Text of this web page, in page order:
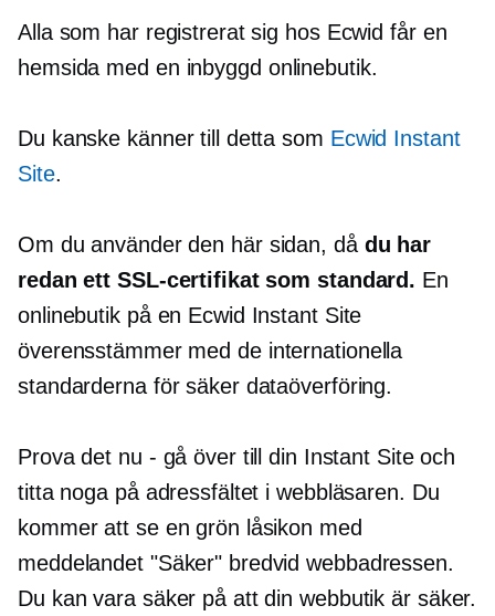
Alla som har registrerat sig hos Ecwid får en
hemsida med en inbyggd onlinebutik.
Du kanske känner till detta som Ecwid Instant
Site.
Om du använder den här sidan, då du har
redan ett SSL-certifikat som standard. En
onlinebutik på en Ecwid Instant Site
överensstämmer med de internationella
standarderna för säker dataöverföring.
Prova det nu - gå över till din Instant Site och
titta noga på adressfältet i webbläsaren. Du
kommer att se en grön låsikon med
meddelandet "Säker" bredvid webbadressen.
Du kan vara säker på att din webbutik är säker.